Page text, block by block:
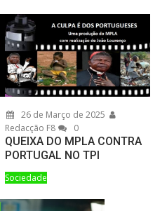
26 de Março de 2025
Redacção F8
0
QUEIXA DO MPLA CONTRA
PORTUGAL NO TPI
Sociedade